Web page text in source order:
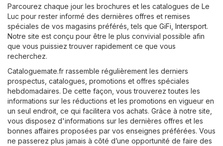
Parcourez chaque jour les brochures et les catalogues de Le
Luc pour rester informé des dernières offres et remises
spéciales de vos magasins préférés, tels que GiFi Intersport.
Notre site est conçu pour être le plus convivial possible afin
que vous puissiez trouver rapidement ce que vous
recherchez.
Cataloguemate.fr rassemble régulièrement les derniers
prospectus, catalogues, promotions et offres spéciales
hebdomadaires. De cette façon, vous trouverez toutes les
informations sur les réductions et les promotions en vigueur en
un seul endroit, ce qui facilitera vos achats. Grâce à notre site,
vous disposez d'informations sur les dernières offres et les
bonnes affaires proposées par vos enseignes préférées. Vous
ne passerez plus jamais à côté d’une opportunité de faire des